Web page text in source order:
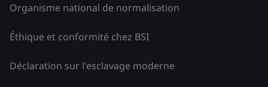
Organisme national de normalisation
Éthique et conformité chez BSI
Déclaration sur l'esclavage moderne